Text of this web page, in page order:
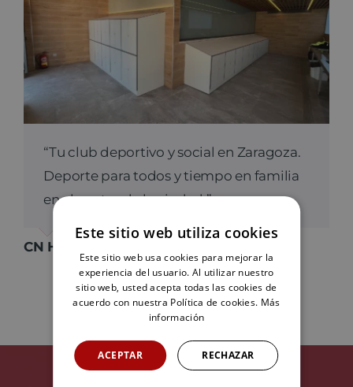
“Tu club deportivo y social en Zaragoza.
Deporte para todos y tiempo en familia
en el centro de la ciudad.”
CN Helios
Este sitio web utiliza cookies
Este sitio web usa cookies para mejorar la
experiencia del usuario. Al utilizar nuestro
sitio web, usted acepta todas las cookies de
acuerdo con nuestra Política de cookies. Más
información
ACEPTAR RECHAZAR